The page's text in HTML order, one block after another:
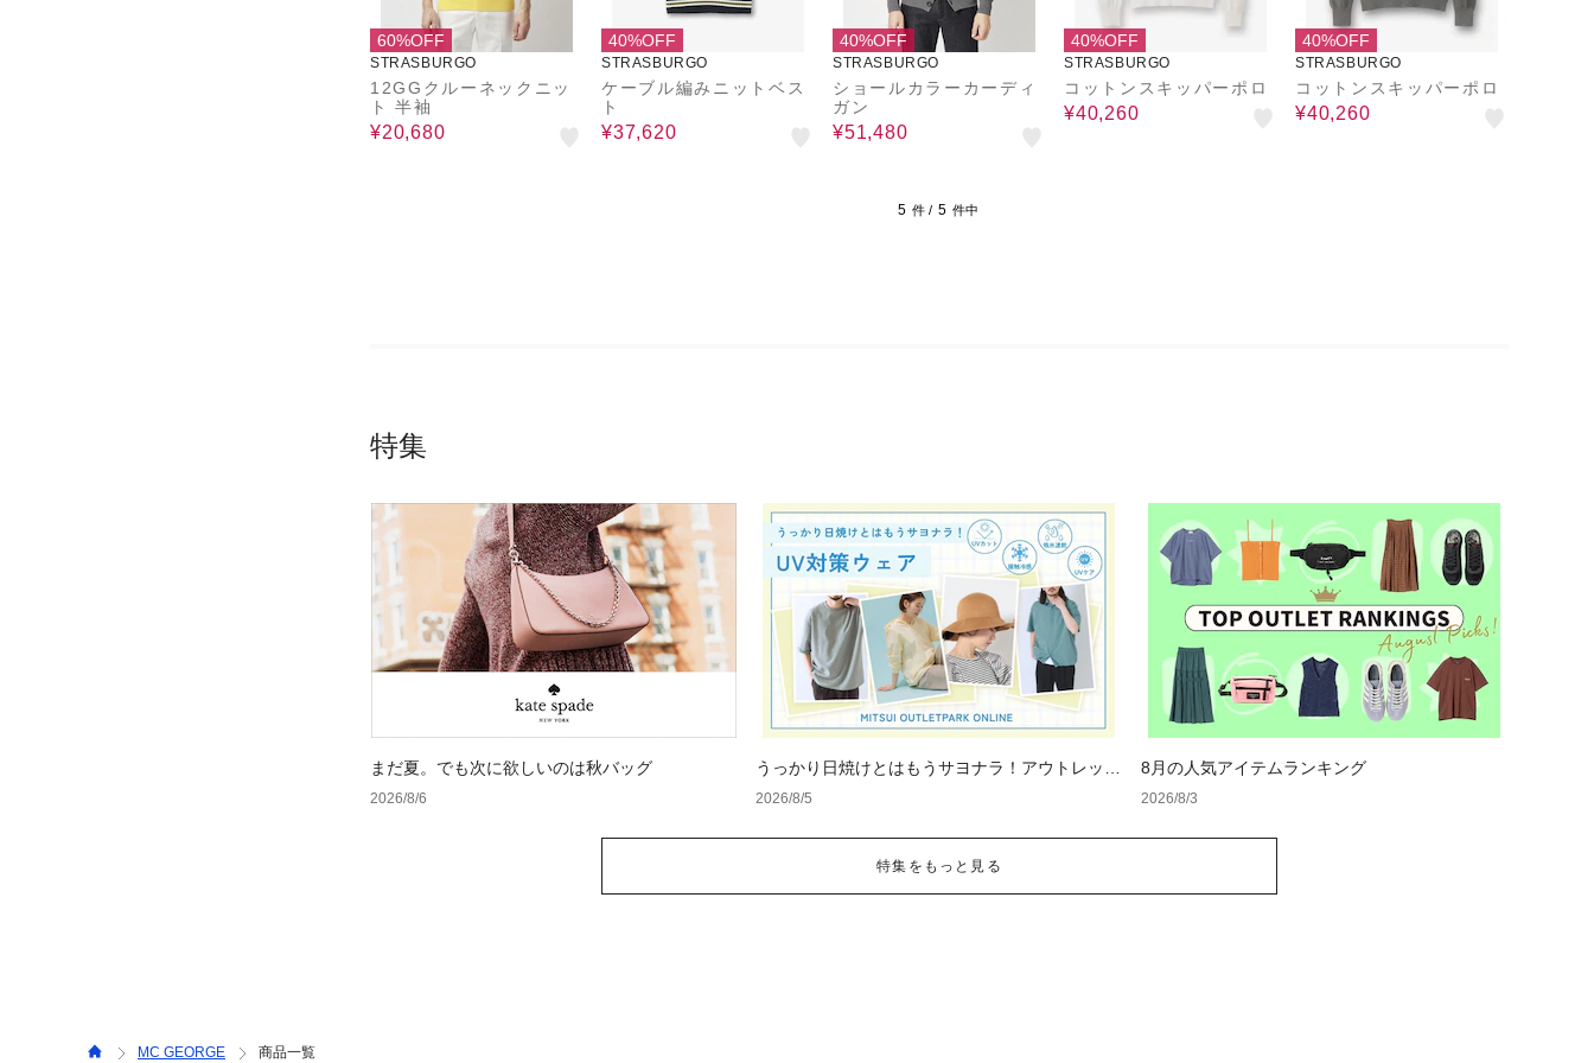
60%OFF
STRASBURGO
12GGクルーネックニッ
ト 半袖
¥20,680
40%OFF
STRASBURGO
ケーブル編みニットベス
ト
¥37,620
40%OFF
STRASBURGO
ショールカラーカーディ
ガン
¥51,480
40%OFF
STRASBURGO
コットンスキッパーポロ
¥40,260
40%OFF
STRASBURGO
コットンスキッパーポロ
¥40,260
5 件 / 5 件中
特集
まだ夏。でも次に欲しいのは秋バッグ
2026/8/6
うっかり日焼けとはもうサヨナラ！アウトレット
で見つけるUV対策ウェア
2026/8/5
8月の人気アイテムランキング
2026/8/3
特集をもっと見る
MC GEORGE 商品一覧